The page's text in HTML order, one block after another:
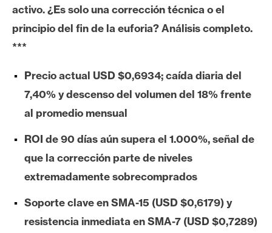
e
r
m
I
A
A
á
l
activo. ¿Es solo una corrección técnica o el
principio del fin de la euforia? Análisis completo.
***
Precio actual USD $0,6934; caída diaria del
7,40% y descenso del volumen del 18% frente
al promedio mensual
ROI de 90 días aún supera el 1.000%, señal de
que la corrección parte de niveles
extremadamente sobrecomprados
Soporte clave en SMA-15 (USD $0,6179) y
resistencia inmediata en SMA-7 (USD $0,7289)